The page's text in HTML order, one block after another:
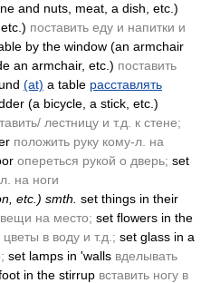
and nuts, meat, a dish, etc.)
поставить еду и напитки и
by the window (an armchair
an armchair, etc.) поставить
(at) a table расставлять
(a bicycle, a stick, etc.)
лестницу и т.д. к стене;
положить руку кому-л. на
опереться рукой о дверь; set
на ноги
etc.) smth. set things in their
на место; set flowers in the
цветы в воду и т.д.; set glass in a
set lamps in 'walls вделывать
in the stirrup вставить ногу в